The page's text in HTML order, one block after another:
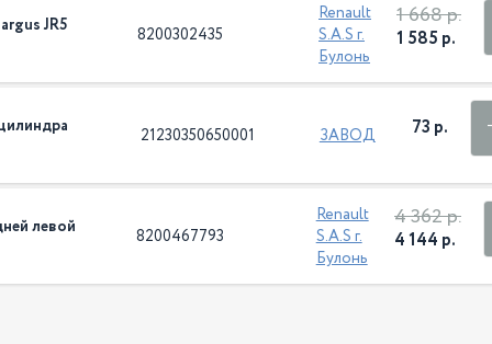
JR5 8200302435
Renault
S.A.S г.
Булонь
1 668 р.
1 585 р.
21230350650001 ЗАВОД 73 р.
левой 8200467793
Renault
S.A.S г.
Булонь
4 362 р.
4 144 р.